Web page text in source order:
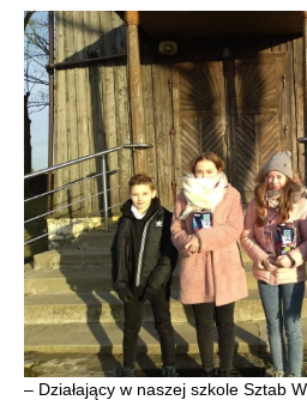
– Działający w naszej szkole Sztab